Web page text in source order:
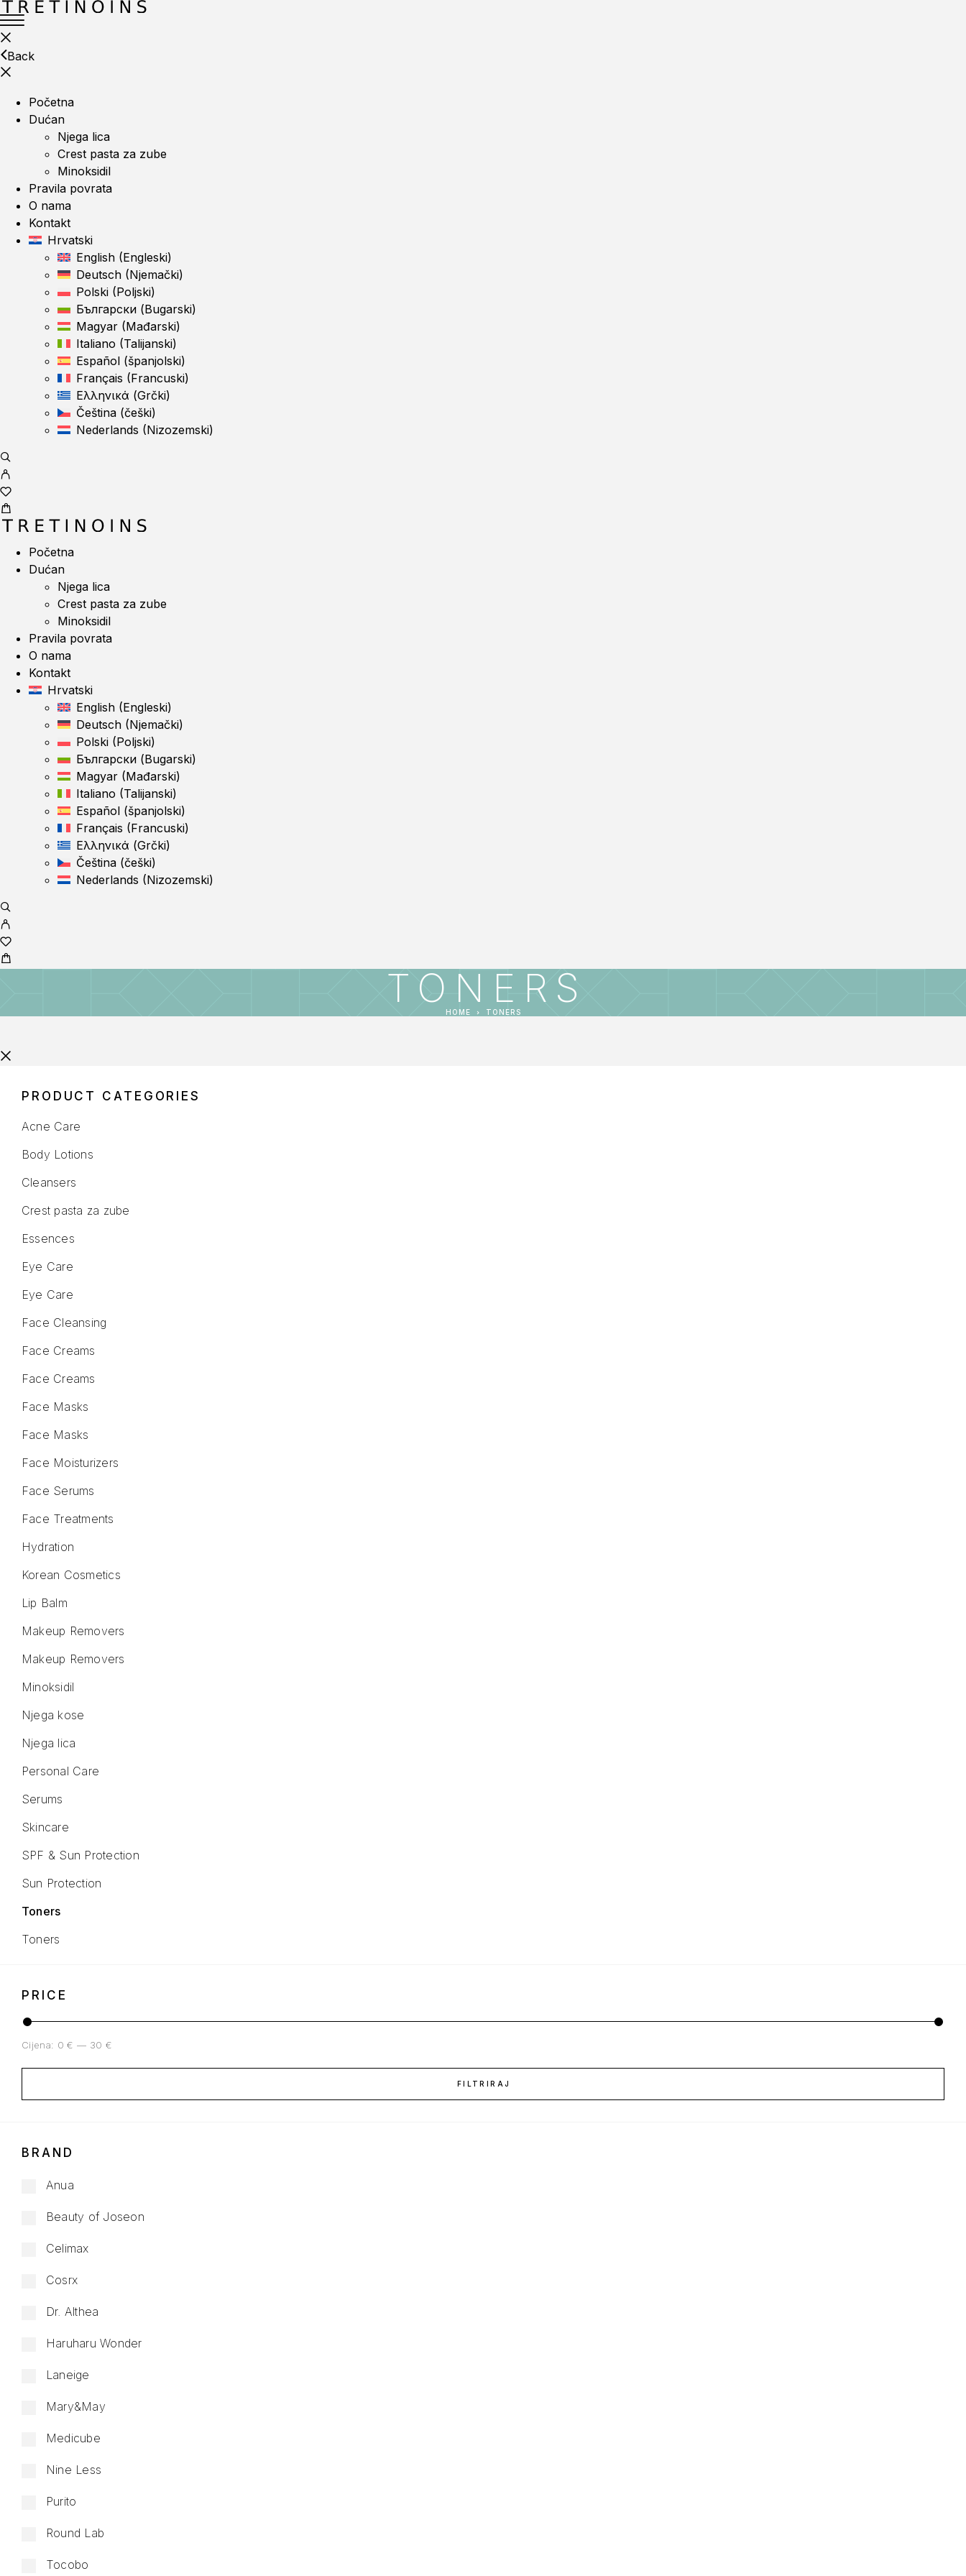
Back
Početna
Dućan
Njega lica
Crest pasta za zube
Minoksidil
Pravila povrata
O nama
Kontakt
Hrvatski
English (Engleski)
Deutsch (Njemački)
Polski (Poljski)
Български (Bugarski)
Magyar (Mađarski)
Italiano (Talijanski)
Español (španjolski)
Français (Francuski)
Ελληνικά (Grčki)
Čeština (češki)
Nederlands (Nizozemski)
Početna
Dućan
Njega lica
Crest pasta za zube
Minoksidil
Pravila povrata
O nama
Kontakt
Hrvatski
English (Engleski)
Deutsch (Njemački)
Polski (Poljski)
Български (Bugarski)
Magyar (Mađarski)
Italiano (Talijanski)
Español (španjolski)
Français (Francuski)
Ελληνικά (Grčki)
Čeština (češki)
Nederlands (Nizozemski)
TONERS
HOME TONERS
PRODUCT CATEGORIES
Acne Care
Body Lotions
Cleansers
Crest pasta za zube
Essences
Eye Care
Eye Care
Face Cleansing
Face Creams
Face Creams
Face Masks
Face Masks
Face Moisturizers
Face Serums
Face Treatments
Hydration
Korean Cosmetics
Lip Balm
Makeup Removers
Makeup Removers
Minoksidil
Njega kose
Njega lica
Personal Care
Serums
Skincare
SPF & Sun Protection
Sun Protection
Toners
Toners
PRICE
FILTRIRAJ
Cijena: 0 € — 30 €
BRAND
Anua
Beauty of Joseon
Celimax
Cosrx
Dr. Althea
Haruharu Wonder
Laneige
Mary&May
Medicube
Nine Less
Purito
Round Lab
Tocobo